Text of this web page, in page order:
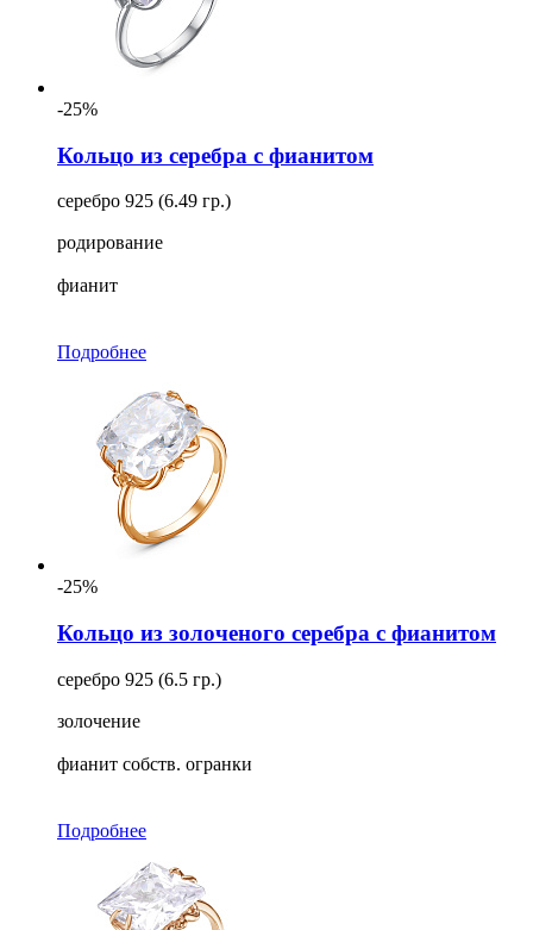
-25%
Кольцо из серебра с фианитом
серебро 925 (6.49 гр.)
родирование
фианит
Подробнее
-25%
Кольцо из золоченого серебра с фианитом
серебро 925 (6.5 гр.)
золочение
фианит собств. огранки
Подробнее